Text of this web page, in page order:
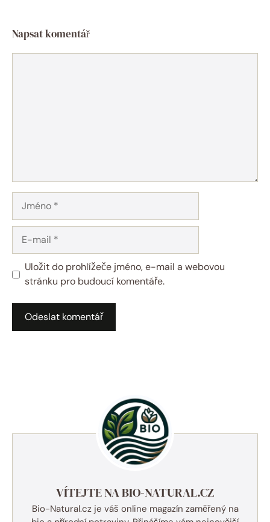
Napsat komentář
Jméno
mail
Uložit do prohlížeče jméno, e-mail a webovou
stránku pro budoucí komentáře.
VÍTEJTE NA BIO-NATURAL.CZ
Bio-Natural.cz je váš online magazín zaměřený na